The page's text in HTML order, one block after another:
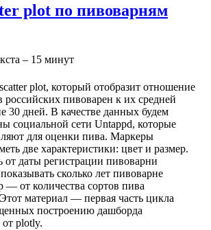
plot по пивоварням
– 15 минут
plot, который отобразит отношение
российских пивоварен к их средней
30 дней. В качестве данных будем
социальной сети Untappd, которые
для оценки пива. Маркеры
две характеристики: цвет и размер.
от даты регистрации пивоварни
сколько лет пивоварне
— от количества сортов пива
материал — первая часть цикла
построению дашборда
от plotly.